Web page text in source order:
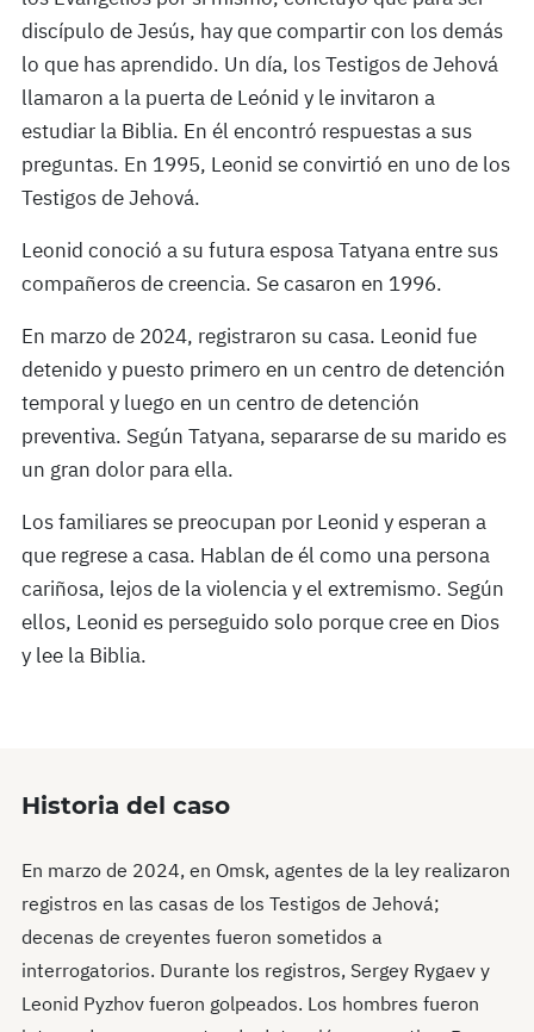
discípulo de Jesús, hay que compartir con los demás
lo que has aprendido. Un día, los Testigos de Jehová
llamaron a la puerta de Leónid y le invitaron a
estudiar la Biblia. En él encontró respuestas a sus
preguntas. En 1995, Leonid se convirtió en uno de los
Testigos de Jehová.
Leonid conoció a su futura esposa Tatyana entre sus
compañeros de creencia. Se casaron en 1996.
En marzo de 2024, registraron su casa. Leonid fue
detenido y puesto primero en un centro de detención
temporal y luego en un centro de detención
preventiva. Según Tatyana, separarse de su marido es
un gran dolor para ella.
Los familiares se preocupan por Leonid y esperan a
que regrese a casa. Hablan de él como una persona
cariñosa, lejos de la violencia y el extremismo. Según
ellos, Leonid es perseguido solo porque cree en Dios
y lee la Biblia.
Historia del caso
En marzo de 2024, en Omsk, agentes de la ley realizaron
registros en las casas de los Testigos de Jehová;
decenas de creyentes fueron sometidos a
interrogatorios. Durante los registros, Sergey Rygaev y
Leonid Pyzhov fueron golpeados. Los hombres fueron